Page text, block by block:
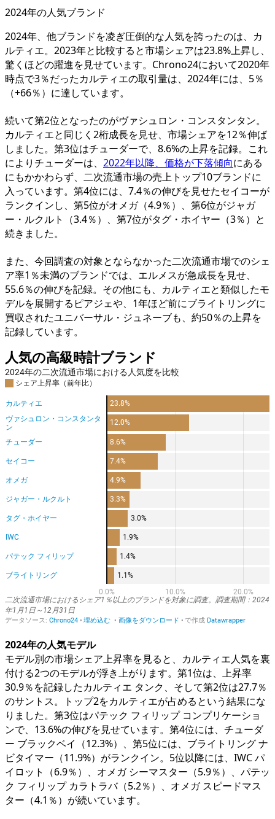
2024年の人気ブランド
2024年、他ブランドを凌ぎ圧倒的な人気を誇ったのは、カ
ルティエ。2023年と比較すると市場シェアは23.8%上昇し、
驚くほどの躍進を見せています。Chrono24において2020年
時点で3％だったカルティエの取引量は、2024年には、5％
（+66％）に達しています。
続いて第2位となったのがヴァシュロン・コンスタンタン。
カルティエと同じく2桁成長を見せ、市場シェアを12％伸ば
しました。第3位はチューダーで、8.6%の上昇を記録。これ
によりチューダーは、 2022年以降、価格が下落傾向にある
にもかかわらず、二次流通市場の売上トップ10ブランドに
入っています。第4位には、7.4％の伸びを見せたセイコーが
ランクインし、第5位がオメガ（4.9％）、第6位がジャガ
ー・ルクルト（3.4％）、第7位がタグ・ホイヤー（3％）と
続きました。
また、今回調査の対象とならなかった二次流通市場でのシェ
ア率1％未満のブランドでは、エルメスが急成長を見せ、
55.6％の伸びを記録。その他にも、カルティエと類似したモ
デルを展開するピアジェや、1年ほど前にブライトリングに
買収されたユニバーサル・ジュネーブも、約50％の上昇を
記録しています。
2024年の人気モデル
モデル別の市場シェア上昇率を見ると、カルティエ人気を裏
付ける2つのモデルが浮き上がります。第1位は、上昇率
30.9％を記録したカルティエ タンク、そして第2位は27.7％
のサントス。トップ2をカルティエが占めるという結果にな
りました。第3位はパテック フィリップ コンプリケーショ
ンで、13.6%の伸びを見せています。第4位には、チューダ
ー ブラックベイ（12.3%）、第5位には、ブライトリング ナ
ビタイマー（11.9%）がランクイン。5位以降には、IWC パ
イロット（6.9％）、オメガ シーマスター（5.9％）、パテッ
ク フィリップ カラトラバ（5.2％）、オメガ スピードマス
ター（4.1％）が続いています。